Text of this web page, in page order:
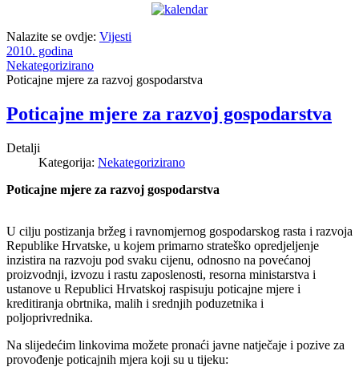
Nalazite se ovdje: Vijesti
2010. godina
Nekategorizirano
Poticajne mjere za razvoj gospodarstva
Poticajne mjere za razvoj gospodarstva
Detalji
Kategorija: Nekategorizirano
Poticajne mjere za razvoj gospodarstva
U cilju postizanja bržeg i ravnomjernog gospodarskog rasta i razvoja
Republike Hrvatske, u kojem primarno strateško opredjeljenje
inzistira na razvoju pod svaku cijenu, odnosno na povećanoj
proizvodnji, izvozu i rastu zaposlenosti, resorna ministarstva i
ustanove u Republici Hrvatskoj raspisuju poticajne mjere i
kreditiranja obrtnika, malih i srednjih poduzetnika i
poljoprivrednika.
Na slijedećim linkovima možete pronaći javne natječaje i pozive za
provođenje poticajnih mjera koji su u tijeku: